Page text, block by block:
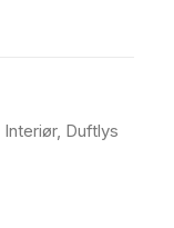
Interiør, Duftlys